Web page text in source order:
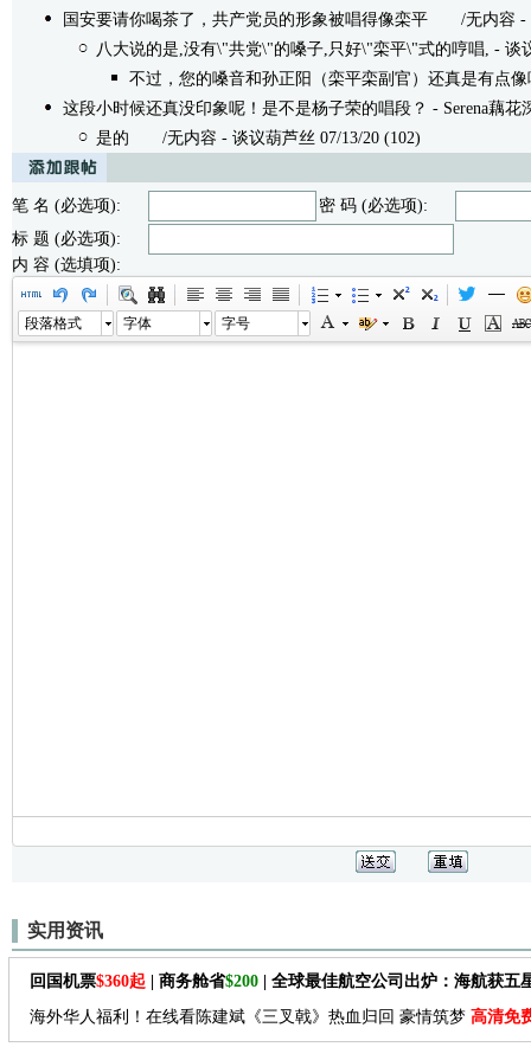
国安要请你喝茶了，共产党员的形象被唱得像栾平 /无内容 -
八大说的是,没有\"共党\"的嗓子,只好\"栾平\"式的哼唱, - 谈
不过，您的嗓音和孙正阳（栾平栾副官）还真是有点像
这段小时候还真没印象呢！是不是杨子荣的唱段？ - Serena藕花
是的 /无内容 - 谈议葫芦丝 07/13/20 (102)
笔 名 (必选项):
密 码 (必选项):
标 题 (必选项):
内 容 (选填项):
段落格式 字体 字号
实用资讯
回国机票$360起 | 商务舱省$200 | 全球最佳航空公司出炉：海航获五
海外华人福利！在线看陈建斌《三叉戟》热血归回 豪情筑梦 高清免